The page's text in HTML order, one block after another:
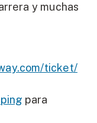
y muchas
ticket/
para